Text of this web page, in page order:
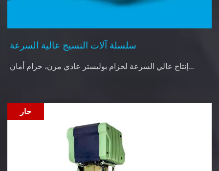
سلسلة آلات النسيج عالية السرعة
إنتاج عالي السرعة لحزام بوليستر عادي مرن، حزام أمان...
حار